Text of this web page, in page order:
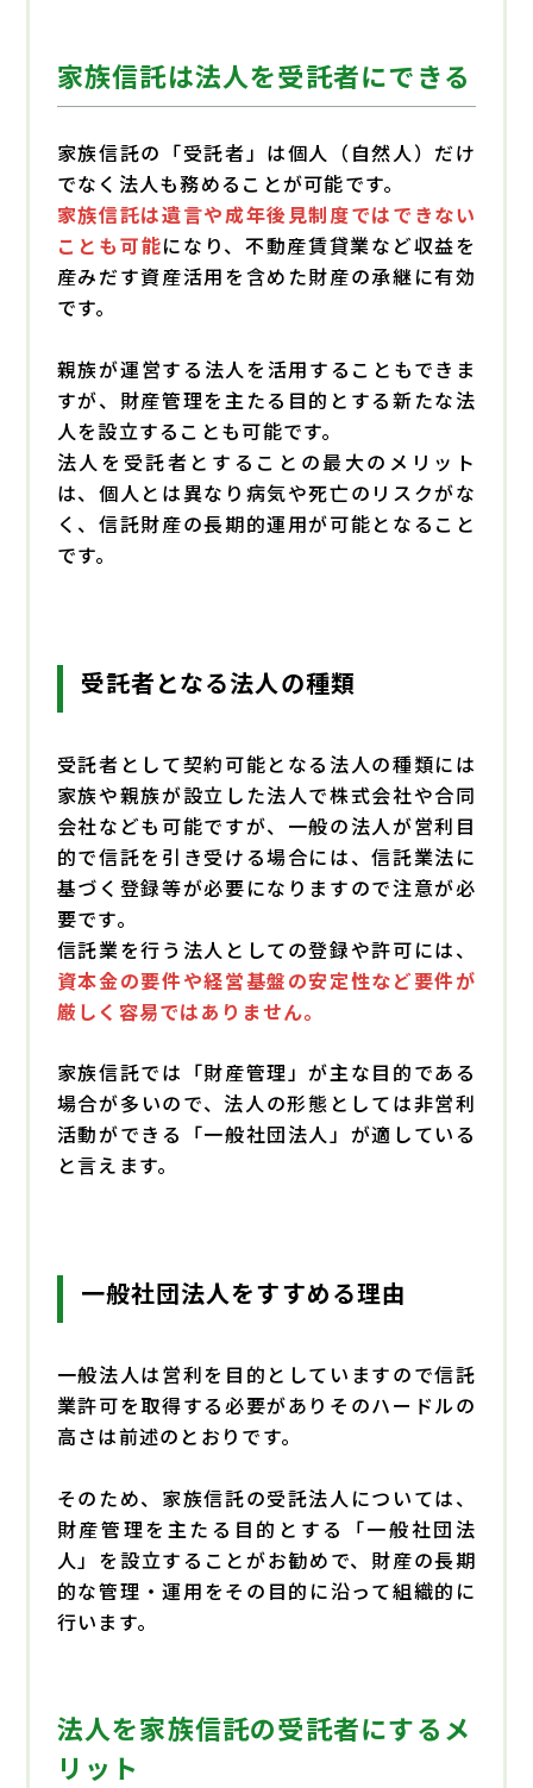
家族信託は法人を受託者にできる
家族信託の「受託者」は個人（自然人）だけ
でなく法人も務めることが可能です。
家族信託は遺言や成年後見制度ではできない
ことも可能になり、不動産賃貸業など収益を
産みだす資産活用を含めた財産の承継に有効
です。
親族が運営する法人を活用することもできま
すが、財産管理を主たる目的とする新たな法
人を設立することも可能です。
法人を受託者とすることの最大のメリット
は、個人とは異なり病気や死亡のリスクがな
く、信託財産の長期的運用が可能となること
です。
受託者となる法人の種類
受託者として契約可能となる法人の種類には
家族や親族が設立した法人で株式会社や合同
会社なども可能ですが、一般の法人が営利目
的で信託を引き受ける場合には、信託業法に
基づく登録等が必要になりますので注意が必
要です。
信託業を行う法人としての登録や許可には、
資本金の要件や経営基盤の安定性など要件が
厳しく容易ではありません。
家族信託では「財産管理」が主な目的である
場合が多いので、法人の形態としては非営利
活動ができる「一般社団法人」が適している
と言えます。
一般社団法人をすすめる理由
一般法人は営利を目的としていますので信託
業許可を取得する必要がありそのハードルの
高さは前述のとおりです。
そのため、家族信託の受託法人については、
財産管理を主たる目的とする「一般社団法
人」を設立することがお勧めで、財産の長期
的な管理・運用をその目的に沿って組織的に
行います。
法人を家族信託の受託者にするメ
リット